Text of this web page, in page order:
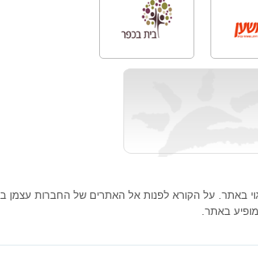
באתר. על הקורא לפנות אל האתרים של החברות עצמן
באתר.